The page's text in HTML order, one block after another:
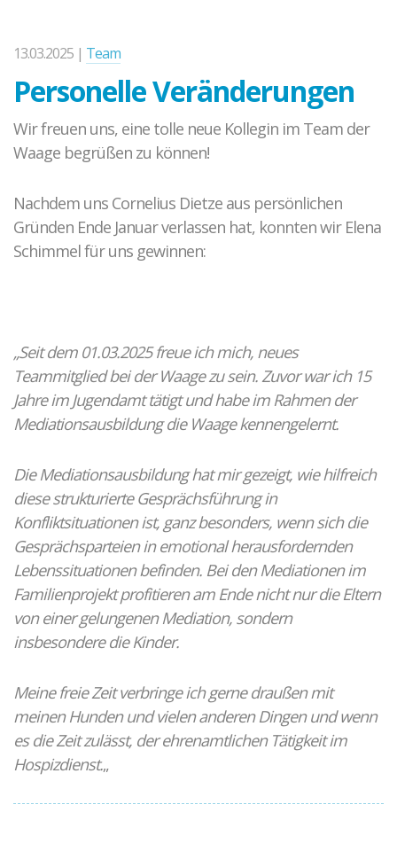
13.03.2025 | Team
Personelle Veränderungen
Wir freuen uns, eine tolle neue Kollegin im Team der
Waage begrüßen zu können!
Nachdem uns Cornelius Dietze aus persönlichen
Gründen Ende Januar verlassen hat, konnten wir Elena
Schimmel für uns gewinnen:
„Seit dem 01.03.2025 freue ich mich, neues
Teammitglied bei der Waage zu sein. Zuvor war ich 15
Jahre im Jugendamt tätigt und habe im Rahmen der
Mediationsausbildung die Waage kennengelernt.
Die Mediationsausbildung hat mir gezeigt, wie hilfreich
diese strukturierte Gesprächsführung in
Konfliktsituationen ist, ganz besonders, wenn sich die
Gesprächsparteien in emotional herausfordernden
Lebenssituationen befinden. Bei den Mediationen im
Familienprojekt profitieren am Ende nicht nur die Eltern
von einer gelungenen Mediation, sondern
insbesondere die Kinder.
Meine freie Zeit verbringe ich gerne draußen mit
meinen Hunden und vielen anderen Dingen und wenn
es die Zeit zulässt, der ehrenamtlichen Tätigkeit im
Hospizdienst.„